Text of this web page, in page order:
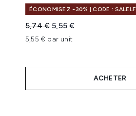
ÉCONOMISEZ -30% | CODE : SALELF
Prix de vente :
5,74 € Prix ​​actuel :
5,55 €
5,55 € par unit
ACHETER